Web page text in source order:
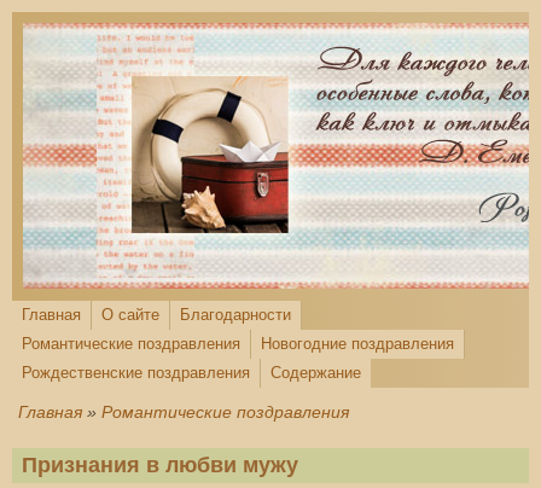
Перейти к основному содержанию
Главная О сайте
Благодарности
Романтические поздравления
Новогодние поздравления
Рождественские поздравления
Содержание
Главная » Романтические поздравления
Признания в любви мужу